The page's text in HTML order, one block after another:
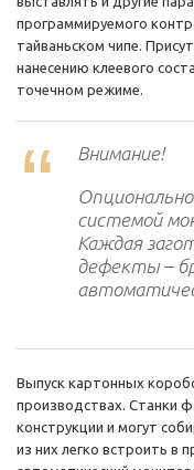
программируемого
тайваньском чипе.
нанесению клеевого
точечном режиме.
Внимание!
системой
Каждая
дефекты –
Выпуск картонных
производствах. Станки
конструкции и могут
из них легко встроить в